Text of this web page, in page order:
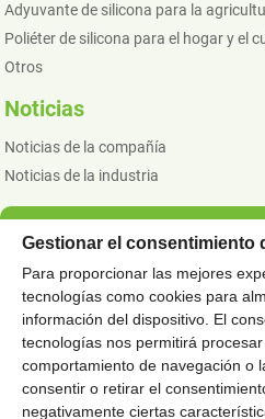
Adyuvante de silicona para la
Poliéter de silicona para el hogar y el
Otros
Noticias
Noticias de la compañía
Noticias de la industria
PRODUCTOS CALIENTES -
ADITIVOS PARA TINTAS DE
ADITIVOS PARA REVESTIMIENTOS
AGUA
,ADITIVOS DE SILICONA PARA
Gestionar el consentimiento
Para proporcionar las mejores
tecnologías como cookies para
información del dispositivo. El
tecnologías nos permitirá
comportamiento de navegación o
consentir o retirar el
negativamente ciertas